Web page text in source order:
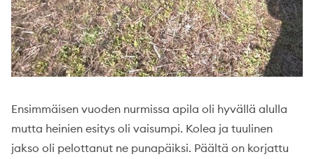
Ensimmäisen vuoden nurmissa apila oli hyvällä alulla
mutta heinien esitys oli vaisumpi. Kolea ja tuulinen
jakso oli pelottanut ne punapäiksi. Päältä on korjattu